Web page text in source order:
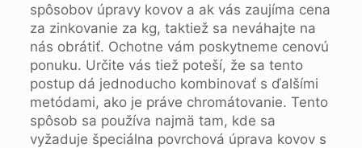
spôsobov úpravy kovov a ak vás zaujíma cena
za zinkovanie za kg, taktiež sa neváhajte na
nás obrátiť. Ochotne vám poskytneme cenovú
ponuku. Určite vás tiež poteší, že sa tento
postup dá jednoducho kombinovať s ďalšími
metódami, ako je práve chromátovanie. Tento
spôsob sa používa najmä tam, kde sa
vyžaduje špeciálna povrchová úprava kovov s